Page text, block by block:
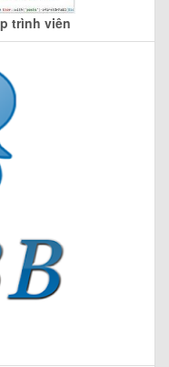
trình viên